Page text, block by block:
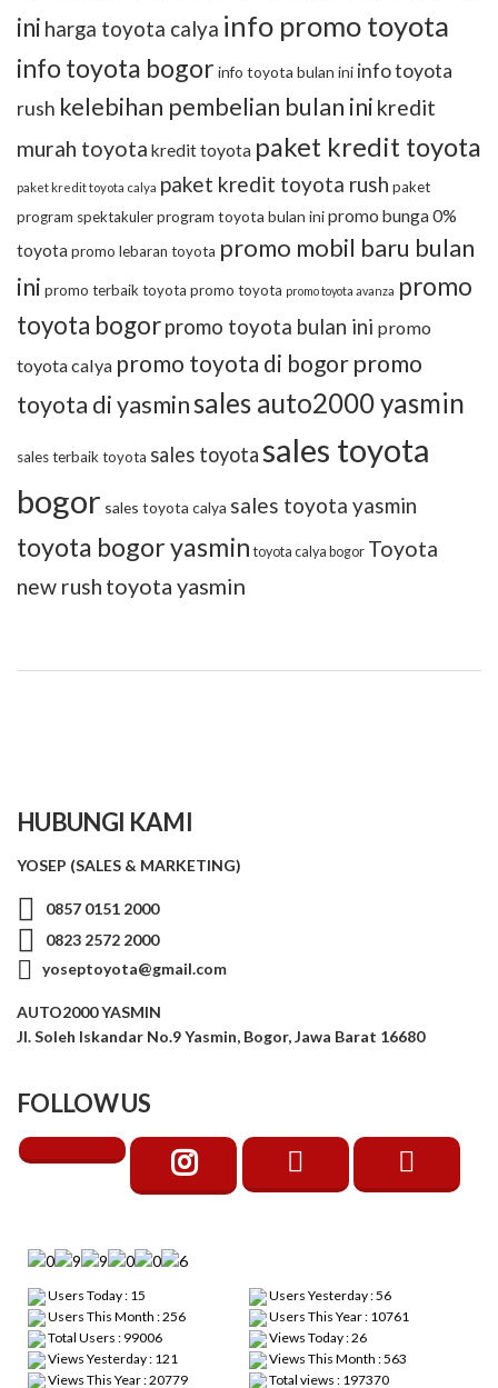
ini harga toyota calya info promo toyota
info toyota bogor info toyota bulan ini info toyota
rush kelebihan pembelian bulan ini kredit
murah toyota kredit toyota paket kredit toyota
paket kredit toyota calya paket kredit toyota rush paket
program spektakulerprogram toyota bulan inipromo bunga 0%
toyotapromo lebaran toyota promo mobil baru bulan
ini promo terbaik toyota promo toyota promo toyota avanza promo
toyota bogorpromo toyota bulan ini promo
toyota calya promo toyota di bogor promo
toyota di yasminsales auto2000 yasmin
sales terbaik toyota sales toyotasales toyota
bogor sales toyota calya sales toyota yasmin
toyota bogor yasmin toyota calya bogor Toyota
new rush toyota yasmin
HUBUNGI KAMI
YOSEP (SALES & MARKETING)
0857 0151 2000
0823 2572 2000
yoseptoyota@gmail.com
AUTO2000 YASMIN
Jl. Soleh Iskandar No.9 Yasmin, Bogor, Jawa Barat 16680
FOLLOW US
Users Today : 15
Users Yesterday : 56
Users This Month : 256
Users This Year : 10761
Total Users : 99006
Views Today : 26
Views Yesterday : 121
Views This Month : 563
Views This Year : 20779
Total views : 197370